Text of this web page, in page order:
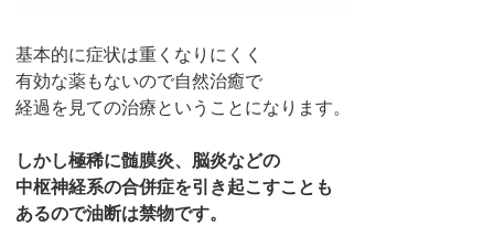
基本的に症状は重くなりにくく
有効な薬もないので自然治癒で
経過を見ての治療ということになります。
しかし極稀に髄膜炎、脳炎などの
中枢神経系の合併症を引き起こすことも
あるので油断は禁物です。